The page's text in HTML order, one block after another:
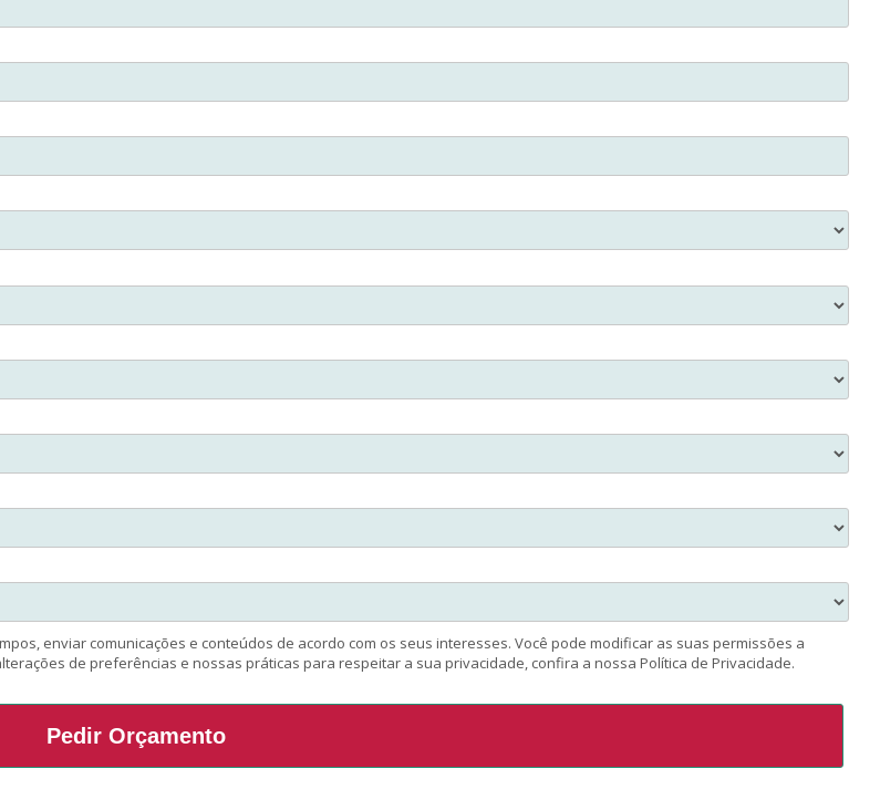
enviar comunicações e conteúdos de acordo com os seus interesses. Você pode modificar as suas permissões a
de preferências e nossas práticas para respeitar a sua privacidade, confira a nossa Política de Privacidade.
Pedir Orçamento